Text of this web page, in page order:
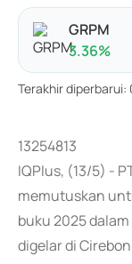
GRPM
3.36%
Terakhir diperbarui:
13254813
IQPlus, (13/5) -
memutuskan
buku 2025
digelar di Cirebon